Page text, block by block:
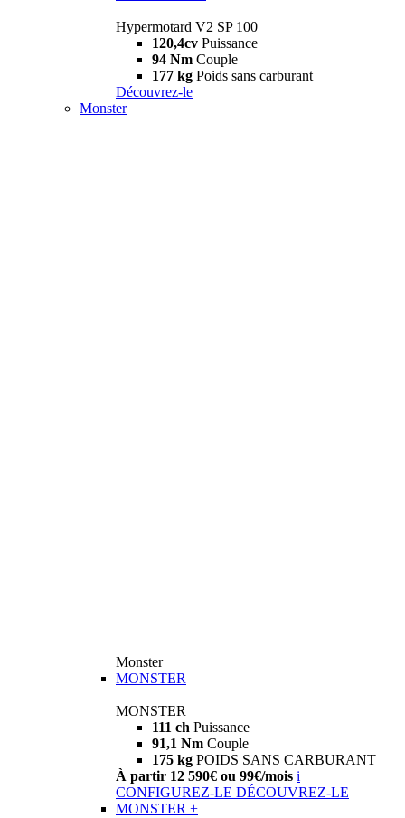
Hypermotard V2 SP 100
120,4cv Puissance
94 Nm Couple
177 kg Poids sans carburant
Découvrez-le
Monster
Monster
MONSTER
MONSTER
111 ch Puissance
91,1 Nm Couple
175 kg POIDS SANS CARBURANT
À partir 12 590€ ou 99€/mois i
CONFIGUREZ-LE DÉCOUVREZ-LE
MONSTER +